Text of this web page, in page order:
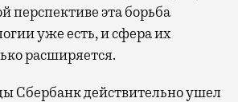
перспективе эта борьба
уже есть, и сфера их
расширяется.
Сбербанк действительно ушел